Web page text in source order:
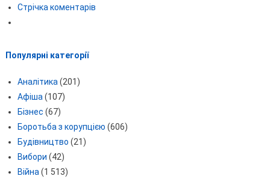
Стрічка коментарів
Популярні категорії
Аналітика (201)
Афіша (107)
Бізнес (67)
Боротьба з корупцією (606)
Будівництво (21)
Вибори (42)
Війна (1 513)